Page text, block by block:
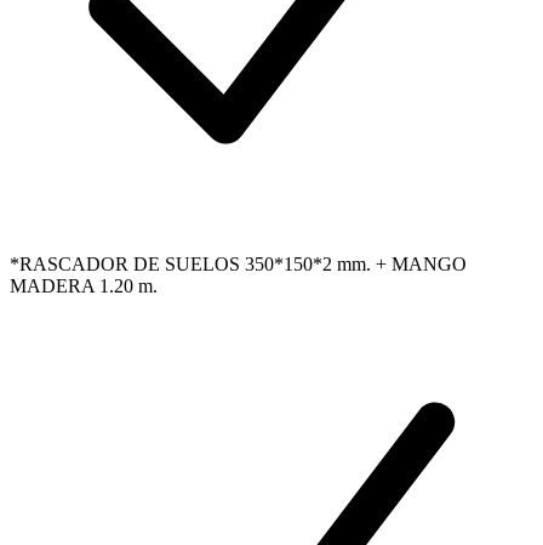
*RASCADOR DE SUELOS 350*150*2 mm. + MANGO
MADERA 1.20 m.